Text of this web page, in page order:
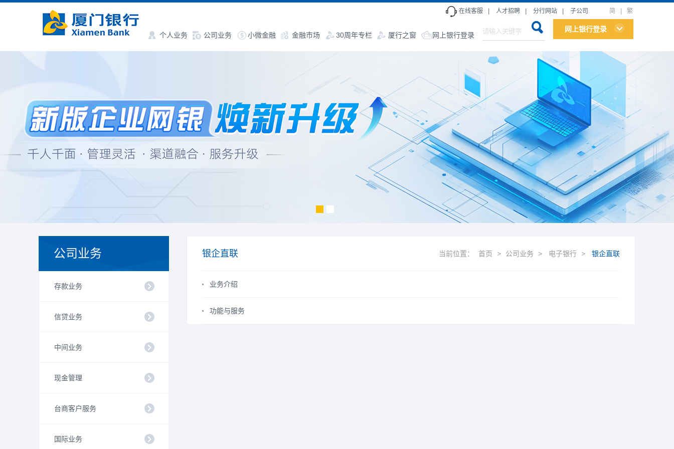
个人业务 公司业务 小微金融 金融市场 30周年专栏 厦行之窗 网上银行登录
网上银行登录
在线客服 人才招聘 分行网站 子公司 简 繁
公司业务
存款业务
信贷业务
中间业务
现金管理
台商客户服务
国际业务
银企直联 当前位置： 首页 > 公司业务 > 电子银行 > 银企直联
业务介绍
功能与服务